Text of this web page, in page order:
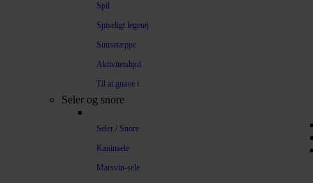
Spil
Spiseligt legetøj
Snusetæppe
Aktivitetshjul
Til at gnave i
Seler og snore
Seler / Snore
Kaninsele
Marsvin-sele